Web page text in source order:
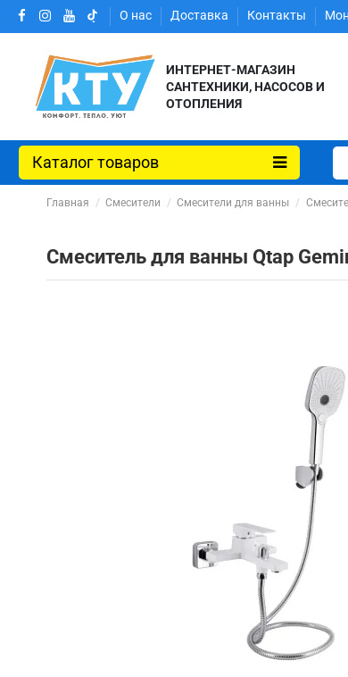
О нас Доставка Контакты
ИНТЕРНЕТ-МАГАЗИН
САНТЕХНИКИ, НАСОСОВ И
ОТОПЛЕНИЯ
Каталог товаров
Главная Смесители Смесители для ванны
Смеситель для ванны Qtap